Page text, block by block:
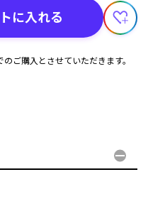
に入れる
ご購入とさせていただきます。